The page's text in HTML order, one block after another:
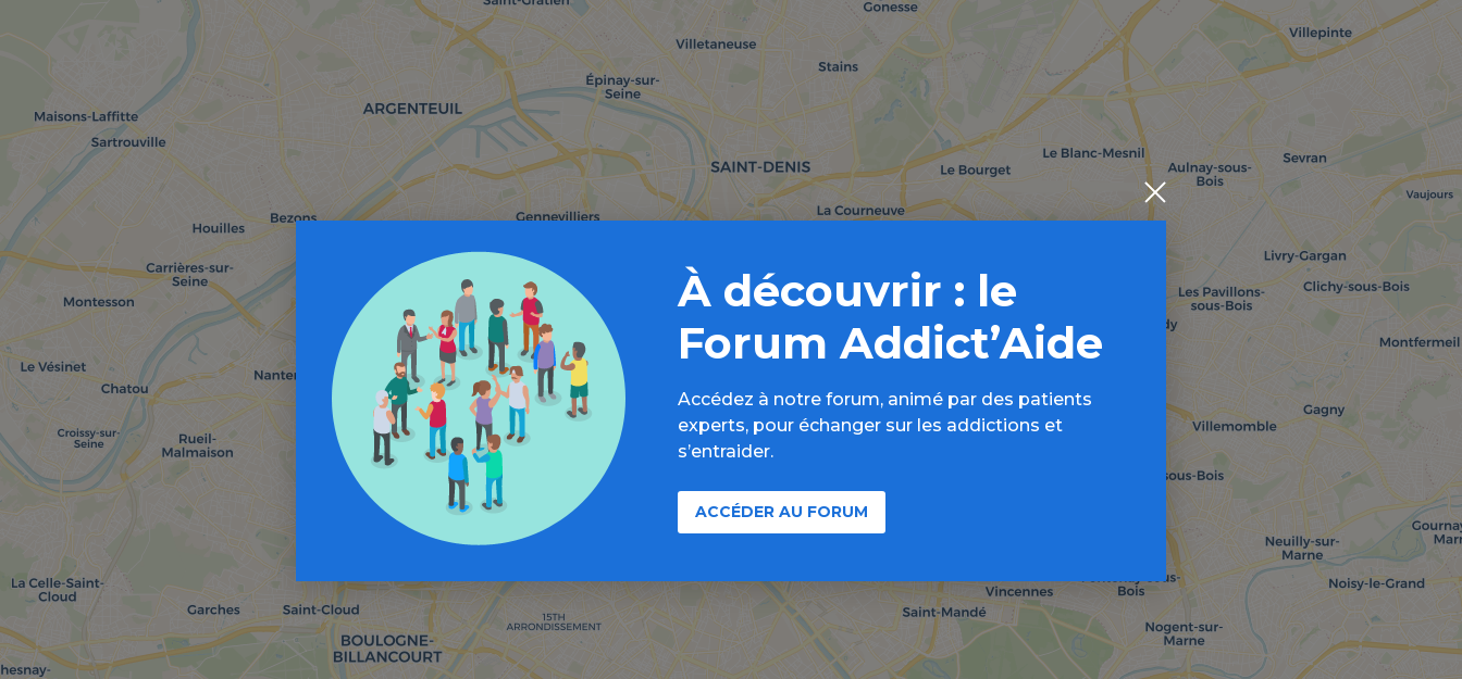
À découvrir : le
Forum Addict’Aide
Accédez à notre forum, animé par des patients
experts, pour échanger sur les addictions et
s’entraider.
ACCÉDER AU FORUM